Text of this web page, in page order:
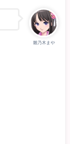
雛乃木まや